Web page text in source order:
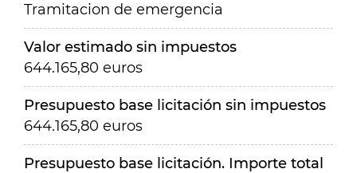
Tramitacion de emergencia
Valor estimado sin impuestos
644.165,80 euros
Presupuesto base licitación sin impuestos
644.165,80 euros
Presupuesto base licitación. Importe total